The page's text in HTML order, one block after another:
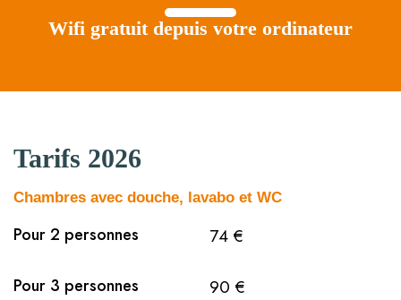
Wifi gratuit depuis votre ordinateur
Tarifs 2026
Chambres avec douche, lavabo et WC
Pour 2 personnes 74 €
Pour 3 personnes 90 €